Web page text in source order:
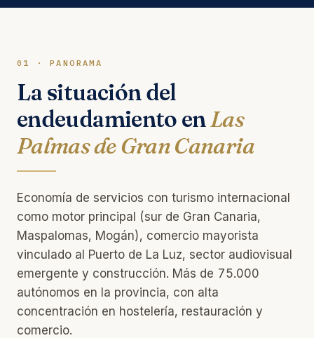
01 · PANORAMA
La situación del
endeudamiento enLas
Palmas de Gran Canaria
Economía de servicios con turismo internacional
como motor principal (sur de Gran Canaria,
Maspalomas, Mogán), comercio mayorista
vinculado al Puerto de La Luz, sector audiovisual
emergente y construcción. Más de 75.000
autónomos en la provincia, con alta
concentración en hostelería, restauración y
comercio.